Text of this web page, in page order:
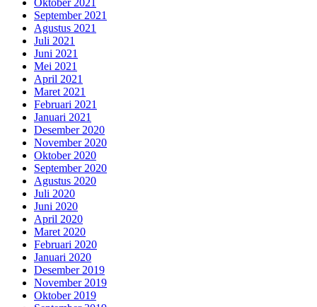
September 2021
Agustus 2021
Juli 2021
Juni 2021
Mei 2021
April 2021
Maret 2021
Februari 2021
Januari 2021
Desember 2020
November 2020
Oktober 2020
September 2020
Agustus 2020
Juli 2020
Juni 2020
April 2020
Maret 2020
Februari 2020
Januari 2020
Desember 2019
November 2019
Oktober 2019